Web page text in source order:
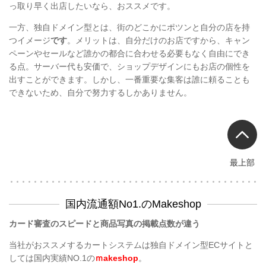
っ取り早く出店したいなら、おススメです。
一方、 独自ドメイン型とは、街のどこかにポツンと自分の店を持
つイメージです。メリットは、自分だけのお店ですから、キャン
ペーンやセールなど誰かの都合に合わせる必要もなく自由にでき
る点。サーバー代も安価で、ショップデザインにもお店の個性を
出すことができます。しかし、一番重要な集客は誰に頼ることも
できないため、自分で努力するしかありません。
最上部
国内流通額No1.のMakeshop
カード審査のスピードと商品写真の掲載点数が違う
当社がおススメするカートシステムは独自ドメイン型ECサイトと
しては国内実績NO.1のｍakeshop。